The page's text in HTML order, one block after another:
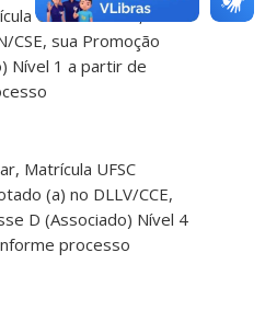
UFSC 190114, SIAPE
CSE, sua Promoção
Nível 1 a partir de
Matrícula UFSC
(a) no DLLV/CCE,
D (Associado) Nível 4
processo